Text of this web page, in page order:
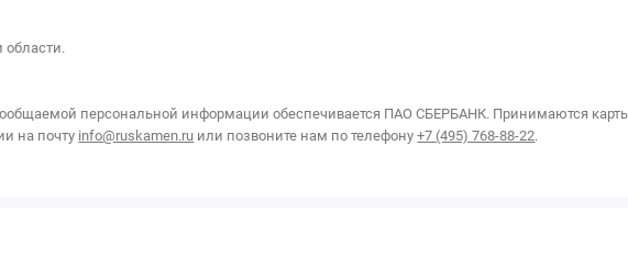
области.
персональной информации обеспечивается ПАО СБЕРБАНК. Принимаются
на почту info@ruskamen.ru или позвоните нам по телефону+7 (495) 768-88-22.